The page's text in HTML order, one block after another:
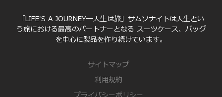
「LIFE'S A JOURNEY―人生は旅」サムソナイトは人生とい
う旅における最高のパートナーとなる スーツケース、バッグ
を中心に製品を作り続けています。
サイトマップ
利用規約